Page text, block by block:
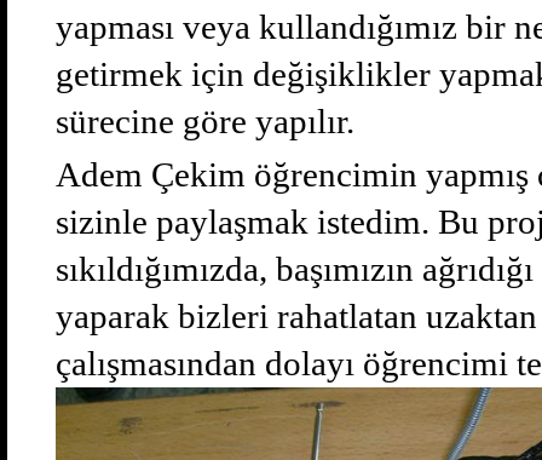
yapması veya kullandığımız bir
getirmek için değişiklikler
sürecine göre yapılır.
Adem Çekim öğrencimin yapmış
sizinle paylaşmak istedim. Bu
sıkıldığımızda, başımızın
yaparak bizleri rahatlatan uzaktan
çalışmasından dolayı öğrencimi